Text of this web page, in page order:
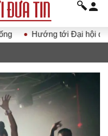
Hướng tới Đại hội đại biểu